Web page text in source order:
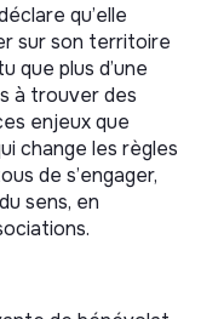
qu’elle
sur son territoire
que plus d’une
à trouver des
enjeux que
change les règles
de s’engager,
sens, en